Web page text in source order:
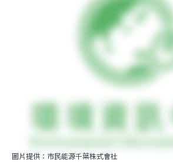
圖片提供：市民能源千葉株式會社